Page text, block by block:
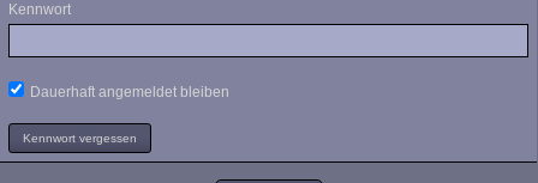
Kennwort
Dauerhaft angemeldet bleiben
Kennwort vergessen